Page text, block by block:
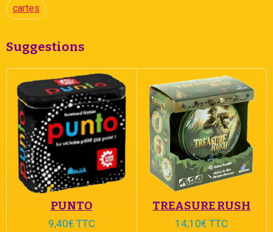
cartes
Suggestions
PUNTO
9,40€ TTC
TREASURE RUSH
14,10€ TTC